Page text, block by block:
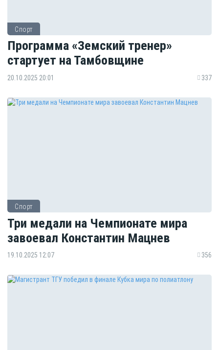
Спорт
Программа «Земский тренер»
стартует на Тамбовщине
20.10.2025 20:01 337
Спорт
Три медали на Чемпионате мира
завоевал Константин Мацнев
19.10.2025 12:07 356